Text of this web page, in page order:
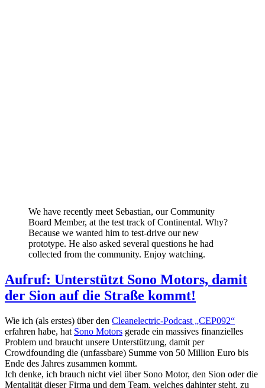
We have recently meet Sebastian, our Community
Board Member, at the test track of Continental. Why?
Because we wanted him to test-drive our new
prototype. He also asked several questions he had
collected from the community. Enjoy watching.
Aufruf: Unterstützt Sono Motors, damit
der Sion auf die Straße kommt!
Wie ich (als erstes) über den Cleanelectric-Podcast „CEP092“
erfahren habe, hat Sono Motors gerade ein massives finanzielles
Problem und braucht unsere Unterstützung, damit per
Crowdfounding die (unfassbare) Summe von 50 Million Euro bis
Ende des Jahres zusammen kommt.
Ich denke, ich brauch nicht viel über Sono Motor, den Sion oder die
Mentalität dieser Firma und dem Team, welches dahinter steht, zu